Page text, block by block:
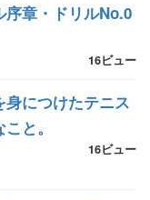
章・ドリルNo.0
16ビュー
につけたテニス
と。
16ビュー